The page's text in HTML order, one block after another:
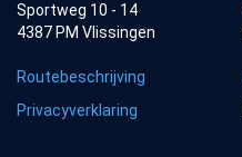
Sportweg 10 - 14
4387 PM Vlissingen
Routebeschrijving
Privacyverklaring